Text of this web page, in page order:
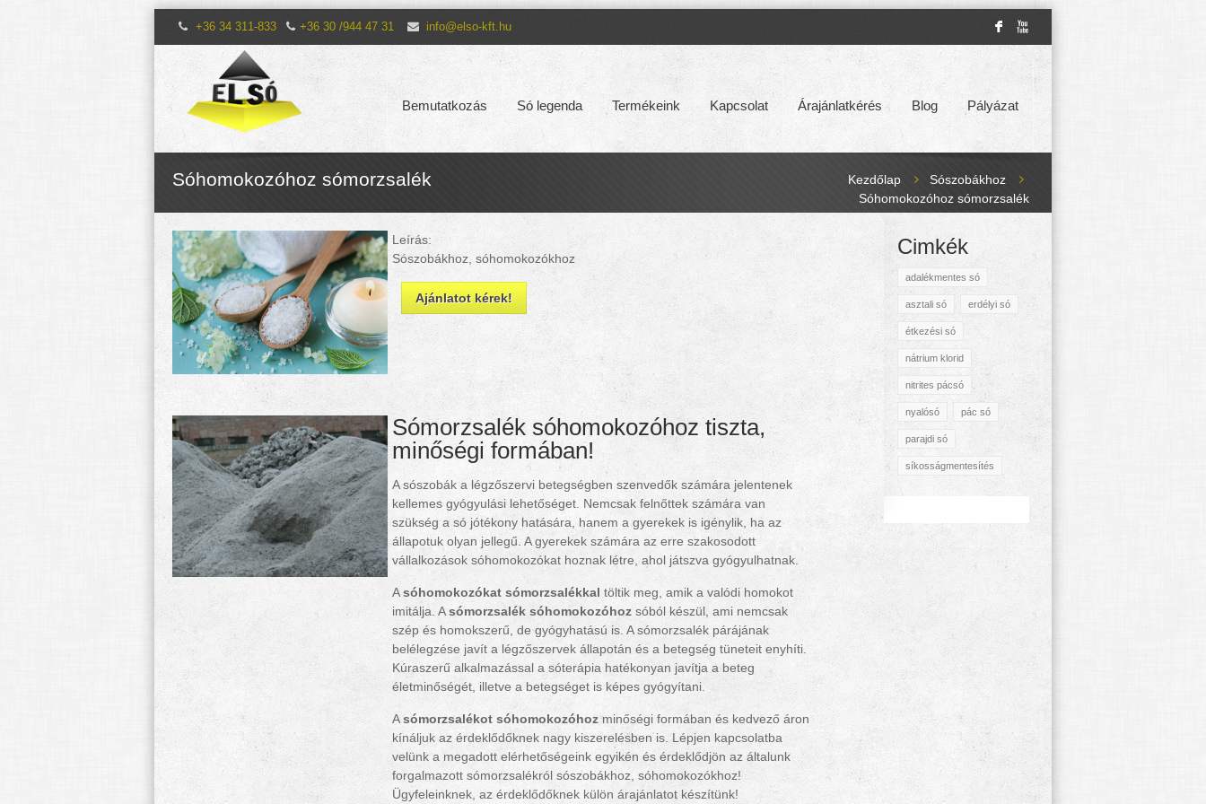
F X
+36 34 311-833 +36 30 /944 47 31 info@elso-kft.hu
Bemutatkozás Só legenda Termékeink Kapcsolat Árajánlatkérés Blog Pályázat
Sóhomokozóhoz sómorzsalék Kezdőlap
Sószobákhoz
Sóhomokozóhoz sómorzsalék
Leírás:
Sószobákhoz, sóhomokozókhoz
Ajánlatot kérek!
Sómorzsalék sóhomokozóhoz tiszta,
minőségi formában!
A sószobák a légzőszervi betegségben szenvedők számára jelentenek
kellemes gyógyulási lehetőséget. Nemcsak felnőttek számára van
szükség a só jótékony hatására, hanem a gyerekek is igénylik, ha az
állapotuk olyan jellegű. A gyerekek számára az erre szakosodott
vállalkozások sóhomokozókat hoznak létre, ahol játszva gyógyulhatnak.
Asóhomokozókat sómorzsalékkal töltik meg, amik a valódi homokot
imitálja. Asómorzsalék sóhomokozóhoz sóból készül, ami nemcsak
szép és homokszerű, de gyógyhatású is. A sómorzsalék párájának
belélegzése javít a légzőszervek állapotán és a betegség tüneteit enyhíti.
Kúraszerű alkalmazással a sóterápia hatékonyan javítja a beteg
életminőségét, illetve a betegséget is képes gyógyítani.
Asómorzsalékot sóhomokozóhozminőségi formában és kedvező áron
kínáljuk az érdeklődőknek nagy kiszerelésben is. Lépjen kapcsolatba
velünk a megadott elérhetőségeink egyikén és érdeklődjön az általunk
forgalmazott sómorzsalékról sószobákhoz, sóhomokozókhoz!
Ügyfeleinknek, az érdeklődőknek külön árajánlatot készítünk!
Cimkék
adalékmentes só
asztali só erdélyi só
étkezési só
nátrium klorid
nitrites pácsó
nyalósó pác só
parajdi só
síkosságmentesítés